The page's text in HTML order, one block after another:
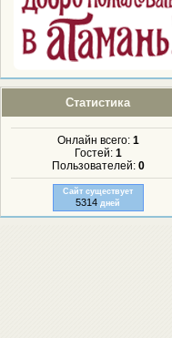
Статистика
Онлайн всего: 1
Гостей: 1
Пользователей: 0
Сайт существует
5314 дней